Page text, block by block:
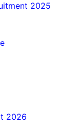
2025
2026